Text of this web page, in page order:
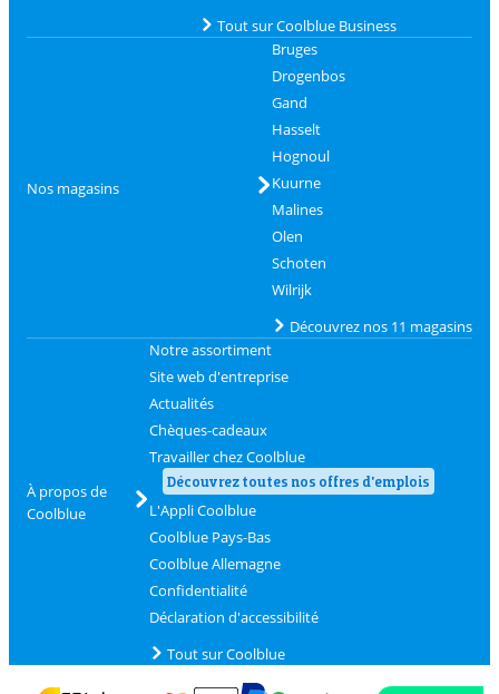
Tout sur Coolblue Business
Nos magasins
Bruges
Drogenbos
Gand
Hasselt
Hognoul
Kuurne
Malines
Olen
Schoten
Wilrijk
Découvrez nos 11 magasins
À propos de
Coolblue
Notre assortiment
Site web d'entreprise
Actualités
Chèques-cadeaux
Travailler chez Coolblue
Découvrez toutes nos offres d'emplois
L'Appli Coolblue
Coolblue Pays-Bas
Coolblue Allemagne
Confidentialité
Déclaration d'accessibilité
Tout sur Coolblue